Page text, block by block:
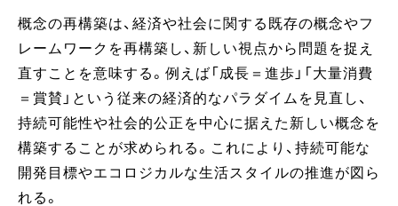
概念の再構築は、経済や社会に関する既存の概念やフ
レームワークを再構築し、新しい視点から問題を捉え
直すことを意味する。例えば「成長＝進歩」「大量消費
＝賞賛」という従来の経済的なパラダイムを見直し、
持続可能性や社会的公正を中心に据えた新しい概念を
構築することが求められる。これにより、持続可能な
開発目標やエコロジカルな生活スタイルの推進が図ら
れる。